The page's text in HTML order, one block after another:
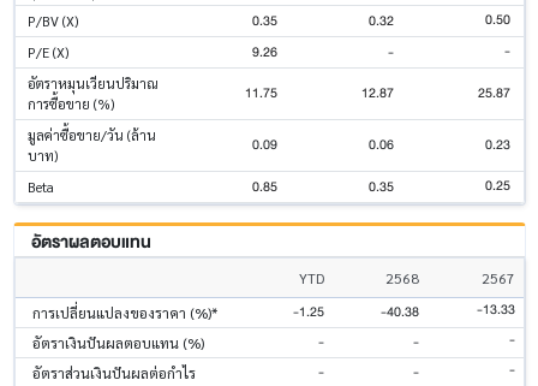
P/BV (X) 0.35 0.32 0.50
P/E (X) 9.26 - -
อัตราหมุนเวียนปริมาณ
การซื้อขาย (%)
11.75 12.87 25.87
มูลค่าซื้อขาย/วัน (ล้าน
บาท)
0.09 0.06 0.23
Beta 0.85 0.35 0.25
อัตราผลตอบแทน
YTD 2568
2567
การเปลี่ยนแปลงของราคา (%)*
-1.25 -40.38 -13.33
อัตราเงินปันผลตอบแทน (%) - - -
อัตราส่วนเงินปันผลต่อกำไร - - -